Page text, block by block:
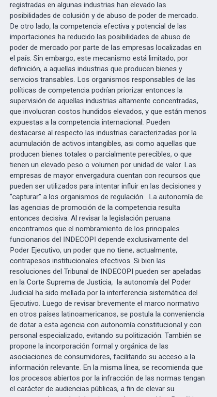
registradas en algunas industrias han elevado las
posibilidades de colusión y de abuso de poder de mercado.
De otro lado, la competencia efectiva y potencial de las
importaciones ha reducido las posibilidades de abuso de
poder de mercado por parte de las empresas localizadas en
el país. Sin embargo, este mecanismo está limitado, por
definición, a aquellas industrias que producen bienes y
servicios transables. Los organismos responsables de las
políticas de competencia podrían priorizar entonces la
supervisión de aquellas industrias altamente concentradas,
que involucran costos hundidos elevados, y que están menos
expuestas a la competencia internacional. Pueden
destacarse al respecto las industrias caracterizadas por la
acumulación de activos intangibles, asi como aquellas que
producen bienes totales o parcialmente perecibles, o que
tienen un elevado peso o volumen por unidad de valor. Las
empresas de mayor envergadura cuentan con recursos que
pueden ser utilizados para intentar influir en las decisiones y
“capturar” a los organismos de regulación. La autonomía de
las agencias de promoción de la competencia resulta
entonces decisiva. Al revisar la legislación peruana
encontramos que el nombramiento de los principales
funcionarios del INDECOPI depende exclusivamente del
Poder Ejecutivo, un poder que no tiene, actualmente,
contrapesos institucionales efectivos. Si bien las
resoluciones del Tribunal de INDECOPI pueden ser apeladas
en la Corte Suprema de Justicia, la autonomía del Poder
Judicial ha sido mellada por la interferencia sistemática del
Ejecutivo. Luego de revisar brevemente el marco normativo
en otros países latinoamericanos, se postula la conveniencia
de dotar a esta agencia con autonomía constitucional y con
personal especializado, evitando su politización. También se
propone la incorporación formal y orgánica de las
asociaciones de consumidores, facilitando su acceso a la
información relevante. En la misma línea, se recomienda que
los procesos abiertos por la infracción de las normas tengan
el carácter de audiencias públicas, a fin de elevar su